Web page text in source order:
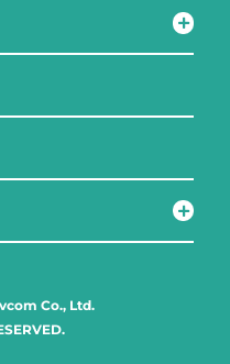
Co., Ltd.